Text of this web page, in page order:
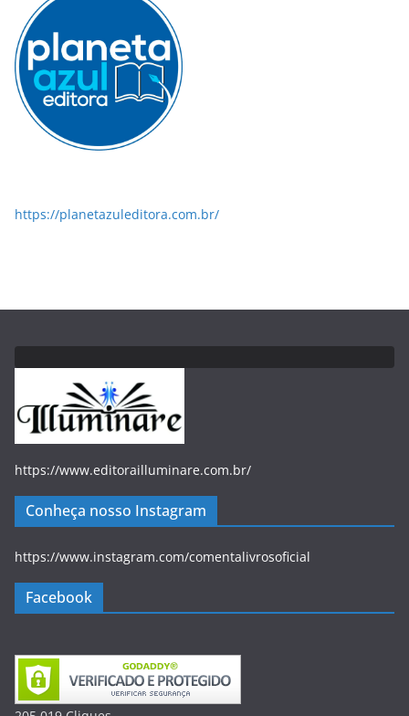
https://planetazuleditora.com.br/
https://www.editorailluminare.com.br/
Conheça nosso Instagram
https://www.instagram.com/comentalivrosoficial
Facebook